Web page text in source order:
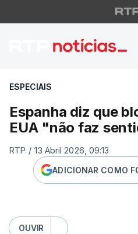
Espanha
ESPECIAIS
Espanha diz que
EUA "não faz
RTP / 13 Abril 2026, 09:13
ADICIONAR COMO
OUVIR